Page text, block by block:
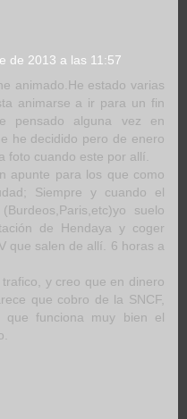
de 2013 a las 11:57
animado.He estado varias
animarse a ir para un fin
pensado alguna vez en
he decidido pero de enero
foto cuando este por allí.
apunte para los que como
Siempre y cuando el
suelo
de Hendaya y coger
que salen de allí. 6 horas a
y creo que en dinero
que cobro de la SNCF,
funciona muy bien el